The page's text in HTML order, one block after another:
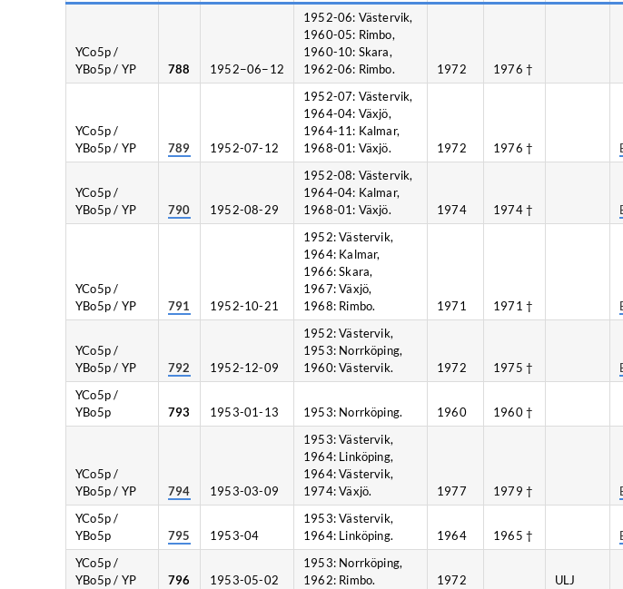
YCo5p /
YBo5p / YP
788 1952−06−12
1952-06: Västervik,
1960-05: Rimbo,
1960-10: Skara,
1962-06: Rimbo.
1972 1976 †
YCo5p /
YBo5p / YP
789 1952-07-12
1952-07: Västervik,
1964-04: Växjö,
1964-11: Kalmar,
1968-01: Växjö.
1972 1976 †
YCo5p /
YBo5p / YP
790 1952-08-29
1952-08: Västervik,
1964-04: Kalmar,
1968-01: Växjö.
1974 1974 †
YCo5p /
YBo5p / YP
791 1952-10-21
1952: Västervik,
1964: Kalmar,
1966: Skara,
1967: Växjö,
1968: Rimbo.
1971 1971 †
YCo5p /
YBo5p / YP
792 1952-12-09
1952: Västervik,
1953: Norrköping,
1960: Västervik.
1972 1975 †
YCo5p /
YBo5p
793 1953-01-13 1953: Norrköping. 1960 1960 †
YCo5p /
YBo5p / YP
794 1953-03-09
1953: Västervik,
1964: Linköping,
1964: Västervik,
1974: Växjö.
1977 1979 †
YCo5p /
YBo5p
795 1953-04
1953: Västervik,
1964: Linköping.
1964 1965 †
YCo5p /
YBo5p / YP
796 1953-05-02
1953: Norrköping,
1962: Rimbo.
1972 ULJ